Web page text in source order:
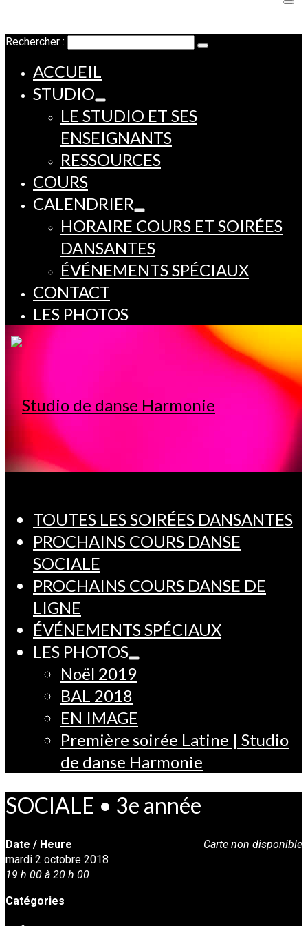
Rechercher :
ACCUEIL
STUDIO
LE STUDIO ET SES
ENSEIGNANTS
RESSOURCES
COURS
CALENDRIER
HORAIRE COURS ET SOIRÉES
DANSANTES
ÉVÉNEMENTS SPÉCIAUX
CONTACT
LES PHOTOS
TOUTES LES SOIRÉES DANSANTES
PROCHAINS COURS DANSE
SOCIALE
PROCHAINS COURS DANSE DE
LIGNE
ÉVÉNEMENTS SPÉCIAUX
LES PHOTOS
Noël 2019
BAL 2018
EN IMAGE
Première soirée Latine | Studio
de danse Harmonie
SOCIALE • 3e année
Carte non disponible
Date / Heure
mardi 2 octobre 2018
19 h 00 à 20 h 00
Catégories